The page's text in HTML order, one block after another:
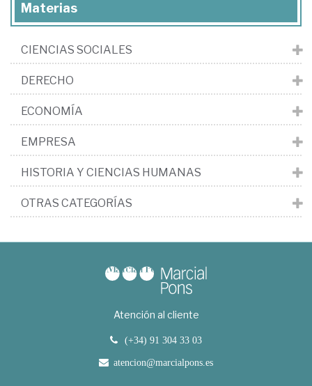
Materias
CIENCIAS SOCIALES
DERECHO
ECONOMÍA
EMPRESA
HISTORIA Y CIENCIAS HUMANAS
OTRAS CATEGORÍAS
Atención al cliente
(+34) 91 304 33 03
atencion@marcialpons.es